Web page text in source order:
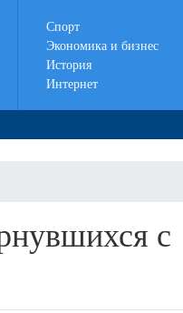
Спорт
Экономика и бизнес
История
Интернет
с